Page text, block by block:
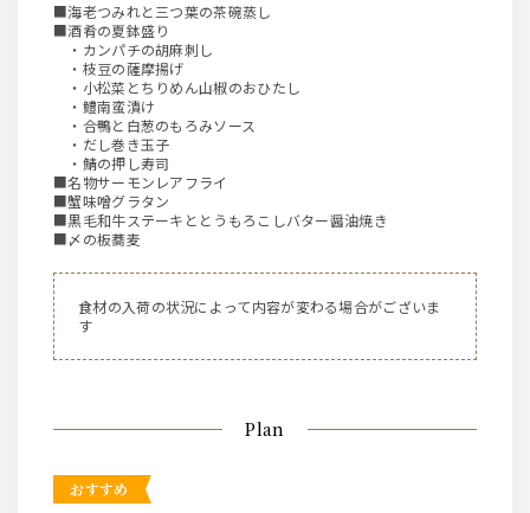
■海老つみれと三つ葉の茶碗蒸し
■酒肴の夏鉢盛り
・カンパチの胡麻刺し
・枝豆の薩摩揚げ
・小松菜とちりめん山椒のおひたし
・鱧南蛮漬け
・合鴨と白葱のもろみソース
・だし巻き玉子
・鯖の押し寿司
■名物サーモンレアフライ
■蟹味噌グラタン
■黒毛和牛ステーキととうもろこしバター醤油焼き
■〆の板蕎麦
食材の入荷の状況によって内容が変わる場合がございま
す
Plan
おすすめ